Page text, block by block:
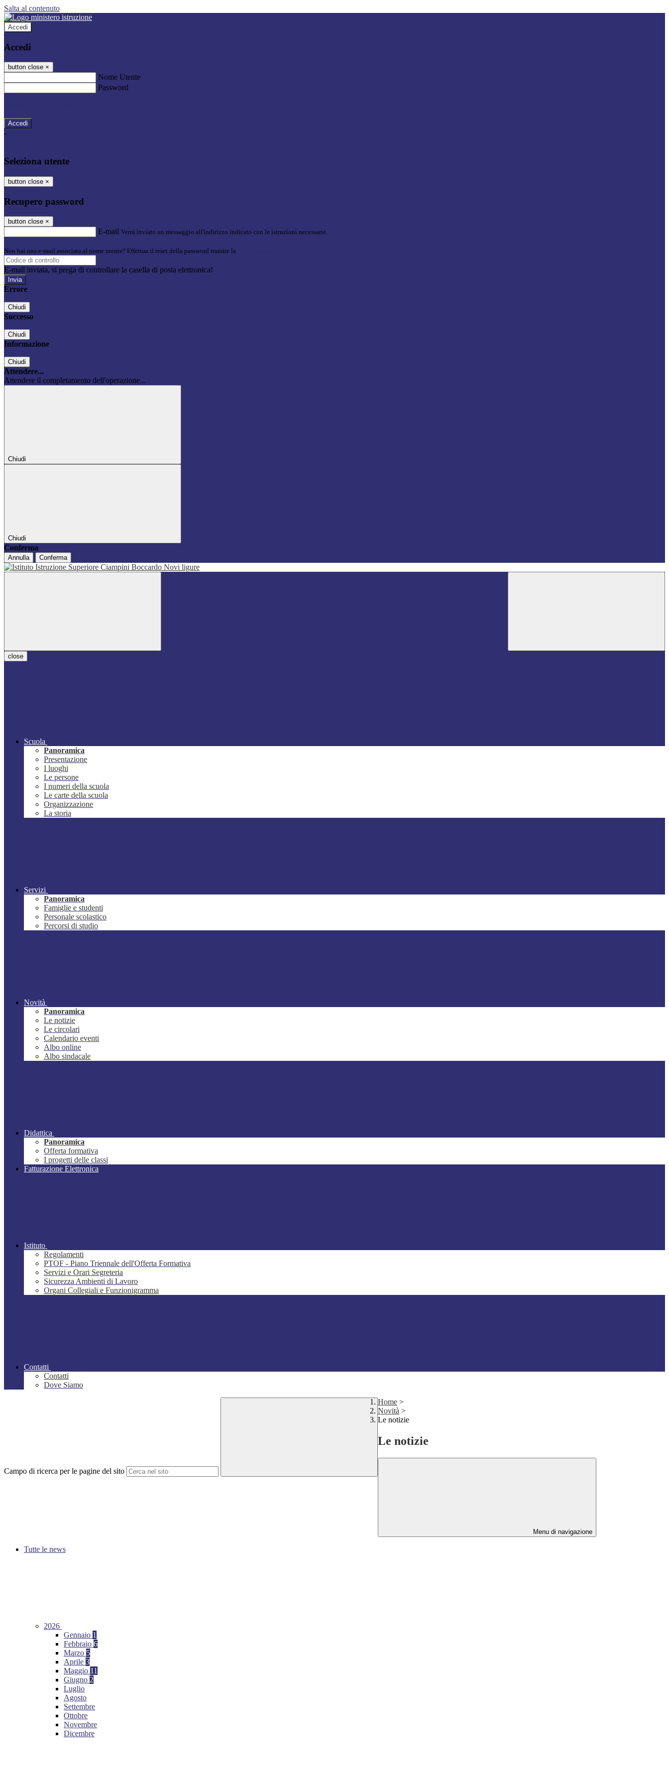
Salta al contenuto
Accedi
Accedi
button close ×
Nome Utente
Password
-
Seleziona utente
button close ×
Recupero password
button close ×
E-mail Verrà inviato un messaggio all'indirizzo indicato con le istruzioni necessarie.
Non hai una e-mail associata al nome utente? Effettua il reset della password tramite la
E-mail inviata, si prega di controllare la casella di posta elettronica!
Errore
Chiudi
Successo
Chiudi
Informazione
Chiudi
Attendere...
Attendere il completamento dell'operazione...
Chiudi
Chiudi
Conferma
Annulla Conferma
close
Scuola
Panoramica
Presentazione
I luoghi
Le persone
I numeri della scuola
Le carte della scuola
Organizzazione
La storia
Servizi
Panoramica
Famiglie e studenti
Personale scolastico
Percorsi di studio
Novità
Panoramica
Le notizie
Le circolari
Calendario eventi
Albo online
Albo sindacale
Didattica
Panoramica
Offerta formativa
I progetti delle classi
Fatturazione Elettronica
Istituto
Regolamenti
PTOF - Piano Triennale dell'Offerta Formativa
Servizi e Orari Segreteria
Sicurezza Ambienti di Lavoro
Organi Collegiali e Funzionigramma
Contatti
Contatti
Dove Siamo
Campo di ricerca per le pagine del sito
Home >
Novità >
Le notizie
Le notizie
Menu di navigazione
Tutte le news
2026
Gennaio 1
Febbraio 6
Marzo 5
Aprile 3
Maggio 11
Giugno 2
Luglio
Agosto
Settembre
Ottobre
Novembre
Dicembre